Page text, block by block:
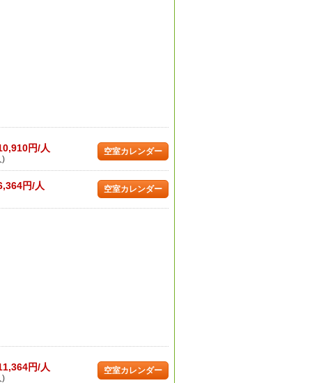
円/人
)
空室カレンダー
円/人 空室カレンダー
円/人
)
空室カレンダー